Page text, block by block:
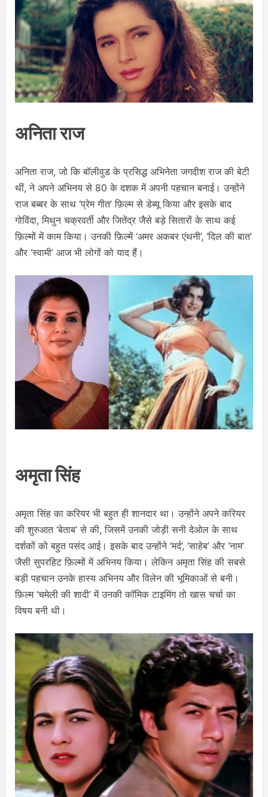
अनिता राज
अनिता राज, जो कि बॉलीवुड के प्रसिद्ध अभिनेता जगदीश राज की बेटी
थीं, ने अपने अभिनय से 80 के दशक में अपनी पहचान बनाई। उन्होंने
राज बब्बर के साथ ‘प्रेम गीत’ फ़िल्म से डेब्यू किया और इसके बाद
गोविंदा, मिथुन चक्रवर्ती और जितेंद्र जैसे बड़े सितारों के साथ कई
फ़िल्मों में काम किया। उनकी फ़िल्में ‘अमर अकबर एंथनी’, ‘दिल की बात’
और ‘स्वामी’ आज भी लोगों को याद हैं।
अमृता सिंह
अमृता सिंह का करियर भी बहुत ही शानदार था। उन्होंने अपने करियर
की शुरुआत ‘बेताब’ से की, जिसमें उनकी जोड़ी सनी देओल के साथ
दर्शकों को बहुत पसंद आई। इसके बाद उन्होंने ‘मर्द’, ‘साहेब’ और ‘नाम’
जैसी सुपरहिट फ़िल्मों में अभिनय किया। लेकिन अमृता सिंह की सबसे
बड़ी पहचान उनके हास्य अभिनय और विलेन की भूमिकाओं से बनी।
फ़िल्म ‘चमेली की शादी’ में उनकी कॉमिक टाइमिंग तो खास चर्चा का
विषय बनी थी।